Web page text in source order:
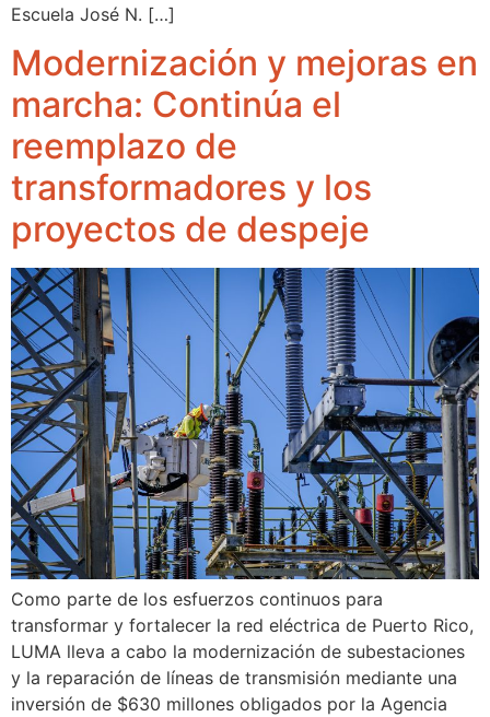
Escuela José N. […]
Modernización y mejoras en
marcha: Continúa el
reemplazo de
transformadores y los
proyectos de despeje
Como parte de los esfuerzos continuos para
transformar y fortalecer la red eléctrica de Puerto Rico,
LUMA lleva a cabo la modernización de subestaciones
y la reparación de líneas de transmisión mediante una
inversión de $630 millones obligados por la Agencia